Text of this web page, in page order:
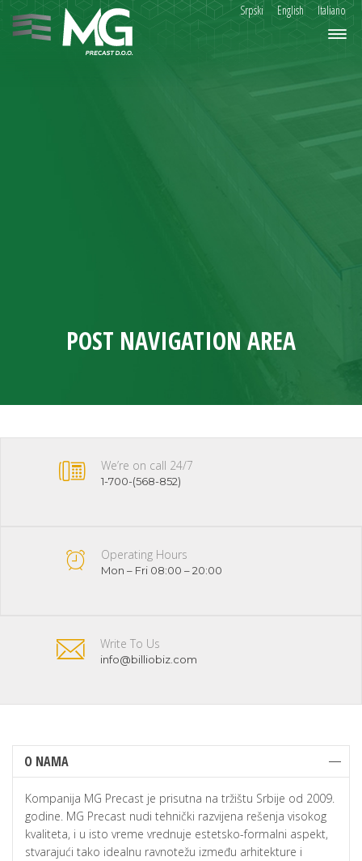
Srpski English Italiano
POST NAVIGATION AREA
We’re on call 24/7
1-700-(568-852)
Operating Hours
Mon – Fri 08:00 – 20:00
Write To Us
info@billiobiz.com
O NAMA
Kompanija MG Precast je prisutna na tržištu Srbije od 2009.
godine. MG Precast nudi tehnički razvijena rešenja visokog
kvaliteta, i u isto vreme vrednuje estetsko-formalni aspekt,
stvarajući tako idealnu ravnotežu između arhitekture i